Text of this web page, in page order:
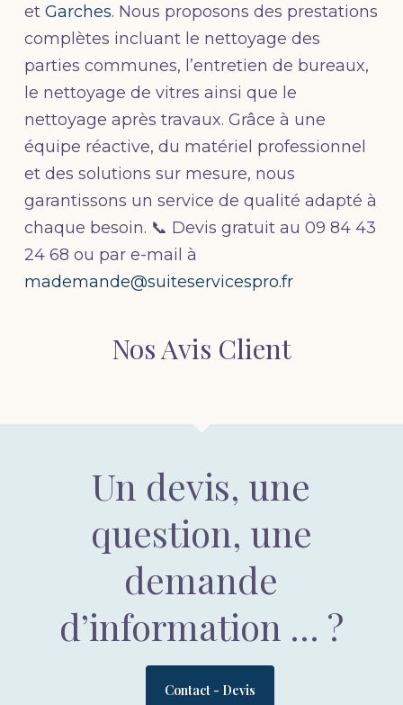
et Garches. Nous proposons des prestations
complètes incluant le nettoyage des
parties communes, l’entretien de bureaux,
le nettoyage de vitres ainsi que le
nettoyage après travaux. Grâce à une
équipe réactive, du matériel professionnel
et des solutions sur mesure, nous
garantissons un service de qualité adapté à
chaque besoin. 📞 Devis gratuit au 09 84 43
24 68 ou par e-mail à
mademande@suiteservicespro.fr
Nos Avis Client
Un devis, une
question, une
demande
d’information … ?
Contact - Devis